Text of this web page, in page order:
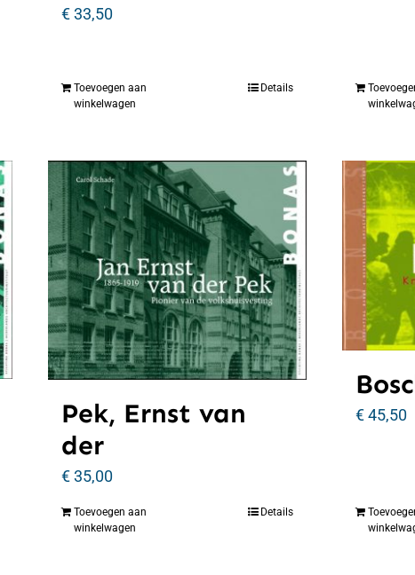
€33,50
Toevoegen aan
winkelwagen
Details
Pek, Ernst van
der
€35,00
Toevoegen aan
winkelwagen
Details
€45,50